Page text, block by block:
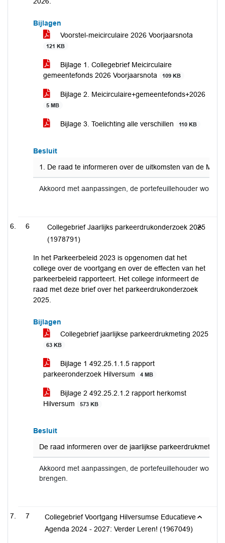
Bijlagen
Voorstel-meicirculaire 2026 Voorjaarsnota
121 KB
Bijlage 1. Collegebrief Meicirculaire
gemeentefonds 2026 Voorjaarsnota
109 KB
Bijlage 2. Meicirculaire+gemeentefonds+2026
5 MB
Bijlage 3. Toelichting alle verschillen 110 KB
Besluit
1. De raad te informeren over de uitkomsten van de
Akkoord met aanpassingen, de portefeuillehouder wordt
6
Collegebrief Jaarlijks parkeerdrukonderzoek 2025
(1978791)
In het Parkeerbeleid 2023 is opgenomen dat het
college over de voortgang en over de effecten van het
parkeerbeleid rapporteert. Het college informeert de
raad met deze brief over het parkeerdrukonderzoek
2025.
Bijlagen
Collegebrief jaarlijkse parkeerdrukmeting 2025
63 KB
Bijlage 1 492.25.1.1.5 rapport
parkeeronderzoek Hilversum
4 MB
Bijlage 2 492.25.2.1.2 rapport herkomst
Hilversum
573 KB
Besluit
De raad informeren over de jaarlijkse parkeerdrukmeting
Akkoord met aanpassingen, de portefeuillehouder wordt
brengen.
7
Collegebrief Voortgang Hilversumse Educatieve
Agenda 2024 - 2027: Verder Leren! (1967049)